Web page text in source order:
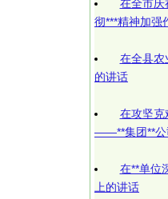
在全市庆
彻***精神加强
在全县农
的讲话
在攻坚克
——**集团**公
在**单位
上的讲话